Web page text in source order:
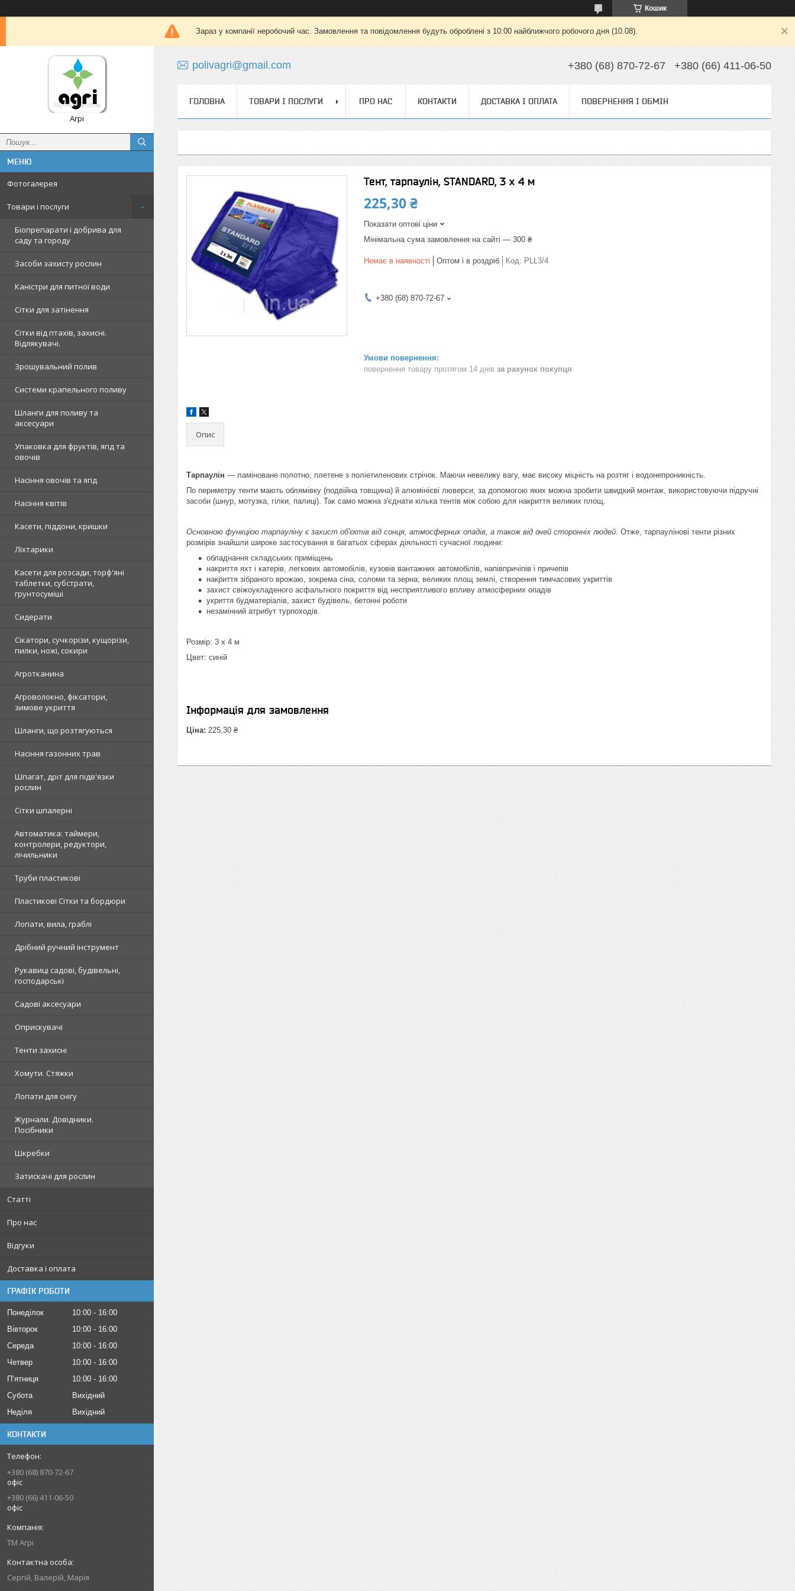
Кошик
Зараз у компанії неробочий час. Замовлення та повідомлення будуть оброблені з 10:00 найближчого робочого дня (10.08).
Агрі
Фотогалерея
Товари і послуги
Біопрепарати і добрива для
саду та городу
Засоби захисту рослин
Каністри для питної води
Сітки для затінення
Сітки від птахів, захисні.
Відлякувачі.
Зрошувальний полив
Системи крапельного поливу
Шланги для поливу та
аксесуари
Упаковка для фруктів, ягід та
овочів
Насіння овочів та ягід
Насіння квітів
Касети, піддони, кришки
Ліхтарики
Касети для розсади, торф'яні
таблетки, субстрати,
грунтосуміші
Сидерати
Сікатори, сучкорізи, кущорізи,
пилки, ножі, сокири
Агротканина
Агроволокно, фіксатори,
зимове укриття
Шланги, що розтягуються
Насіння газонних трав
Шпагат, дріт для підв'язки
рослин
Сітки шпалерні
Автоматика: таймери,
контролери, редуктори,
лічильники
Труби пластикові
Пластикові Сітки та бордюри
Лопати, вила, граблі
Дрібний ручний інструмент
Рукавиці садові, будівельні,
господарські
Садові аксесуари
Оприскувачі
Тенти захисні
Хомути. Стяжки
Лопати для снігу
Журнали. Довідники.
Посібники
Шкребки
Затискачі для рослин
Статті
Про нас
Відгуки
Доставка і оплата
ГРАФІК РОБОТИ
Понеділок 10:00
16:00
Вівторок
10:00
16:00
Середа
10:00
16:00
Четвер
10:00
16:00
Пʼятниця
10:00
16:00
Субота
Вихідний
Неділя
Вихідний
КОНТАКТИ
+380 (68) 870-72-67
офіс
+380 (66) 411-06-50
офіс
ТМ Агрі
Сергій, Валерій, Марія
polivagri@gmail.com +380 (68) 870-72-67 +380 (66) 411-06-50
ГОЛОВНА ТОВАРИ І ПОСЛУГИ ПРО НАС КОНТАКТИ ДОСТАВКА І ОПЛАТА ПОВЕРНЕННЯ І ОБМІН
Тент, тарпаулін, STANDARD, 3 х 4 м
225,30 ₴
Показати оптові ціни
Мінімальна сума замовлення на сайті — 300 ₴
Немає в наявності Оптом і в роздріб Код: PLL3/4
+380 (68) 870-72-67
повернення товару протягом 14 днів за рахунок покупця
Опис
Тарпаулін — ламіноване полотно, плетене з поліетиленових стрічок. Маючи невелику вагу, має високу міцність на розтяг і водонепроникність.
По периметру тенти мають облямівку (подвійна товщина) й алюмінієві люверси, за допомогою яких можна зробити швидкий монтаж, використовуючи підручні
засоби (шнур, мотузка, гілки, палиці). Так само можна з'єднати кілька тентів між собою для накриття великих площ.
Основною функцією тарпауліну є захист об'єктів від сонця, атмосферних опадів, а також від очей сторонніх людей. Отже, тарпаулінові тенти різних
розмірів знайшли широке застосування в багатьох сферах діяльності сучасної людини:
обладнання складських приміщень
накриття яхт і катерів, легкових автомобілів, кузовів вантажних автомобілів, напівпричіпів і причепів
накриття зібраного врожаю, зокрема сіна, соломи та зерна; великих площ землі, створення тимчасових укриттів
захист свіжоукладеного асфальтного покриття від несприятливого впливу атмосферних опадів
укриття будматеріалів, захист будівель, бетонні роботи
незамінний атрибут турпоходів.
Розмір: 3 х 4 м
Цвет: синій
Інформація для замовлення
Ціна: 225,30 ₴